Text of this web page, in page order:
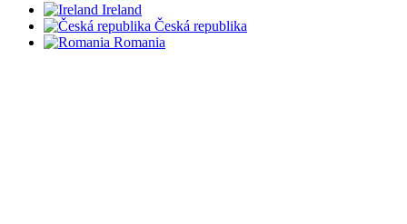
Ireland
Česká republika
Romania